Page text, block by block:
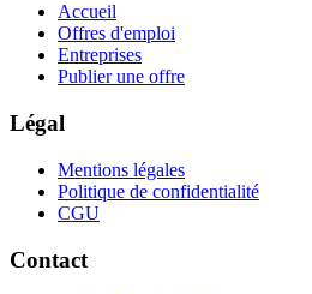
Accueil
Offres d'emploi
Entreprises
Publier une offre
Légal
Mentions légales
Politique de confidentialité
CGU
Contact